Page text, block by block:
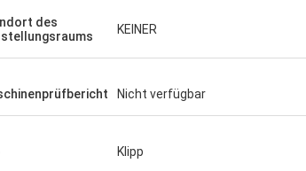
des
KEINER
Nicht verfügbar
Klipp